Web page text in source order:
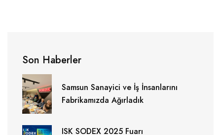
Son Haberler
Samsun Sanayici ve İş İnsanlarını
Fabrikamızda Ağırladık
ISK SODEX 2025 Fuarı